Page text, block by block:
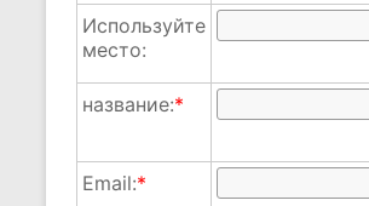
Используйте
место:
название:*
Email:*